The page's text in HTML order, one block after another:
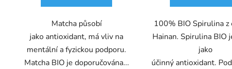
Matcha působí
jako antioxidant, má vliv na
mentální a fyzickou podporu.
Matcha BIO je doporučována...
100% BIO Spirulina z
Hainan. Spirulina BIO
jako
účinný antioxidant.